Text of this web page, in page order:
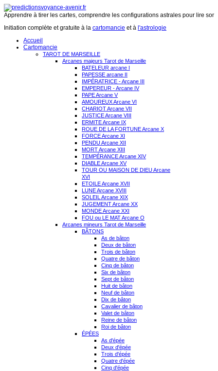
Apprendre à tirer les cartes, comprendre les configurations astrales pour lire
Initiation complète et gratuite à la cartomancie et à l'astrologie
Accueil
Cartomancie
TAROT DE MARSEILLE
Arcanes majeurs Tarot de Marseille
BATELEUR arcane I
PAPESSE arcane II
IMPÉRATRICE - Arcane III
EMPEREUR - Arcane IV
PAPE Arcane V
AMOUREUX Arcane VI
CHARIOT Arcane VII
JUSTICE Arcane VIII
ERMITE Arcane IX
ROUE DE LA FORTUNE Arcane X
FORCE Arcane XI
PENDU Arcane XII
MORT Arcane XIII
TEMPÉRANCE Arcane XIV
DIABLE Arcane XV
TOUR OU MAISON DE DIEU Arcane
XVI
ETOILE Arcane XVII
LUNE Arcane XVIII
SOLEIL Arcane XIX
JUGEMENT Arcane XX
MONDE Arcane XXI
FOU ou LE MAT Arcane O
Arcanes mineurs Tarot de Marseille
BÂTONS
As de bâton
Deux de bâton
Trois de bâton
Quatre de bâton
Cinq de bâton
Six de bâton
Sept de bâton
Huit de bâton
Neuf de bâton
Dix de bâton
Cavalier de bâton
Valet de bâton
Reine de bâton
Roi de bâton
ÉPÉES
As d'épée
Deux d'épée
Trois d'épée
Quatre d'épée
Cinq d'épée